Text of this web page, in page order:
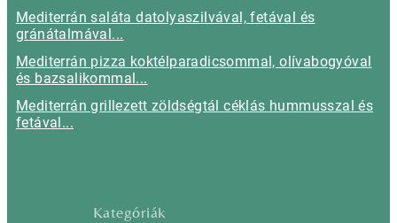
Mediterrán saláta datolyaszilvával, fetával és
gránátalmával...
Mediterrán pizza koktélparadicsommal, olívabogyóval
és bazsalikommal...
Mediterrán grillezett zöldségtál céklás hummusszal és
fetával...
Kategóriák